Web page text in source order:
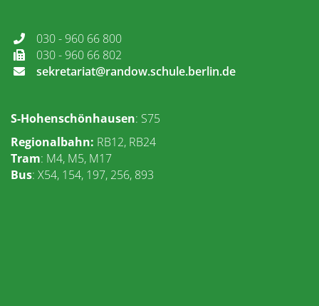
030 - 960 66 800
030 - 960 66 802
sekretariat@randow.schule.berlin.de
S-Hohenschönhausen: S75
Regionalbahn: RB12, RB24
Tram: M4, M5, M17
Bus: X54, 154, 197, 256, 893